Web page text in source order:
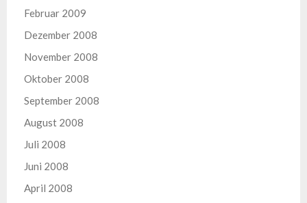
Februar 2009
Dezember 2008
November 2008
Oktober 2008
September 2008
August 2008
Juli 2008
Juni 2008
April 2008